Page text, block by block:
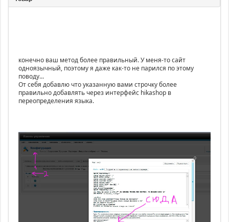
конечно ваш метод более правильный. У меня-то сайт
одноязычный, поэтому я даже как-то не парился по этому
поводу...
От себя добавлю что указанную вами строчку более
правильно добавлять через интерфейс hikashop в
переопределения языка.